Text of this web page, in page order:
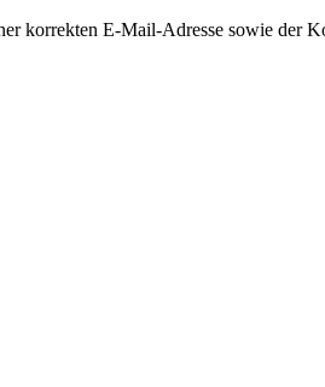
korrekten E-Mail-Adresse sowie der